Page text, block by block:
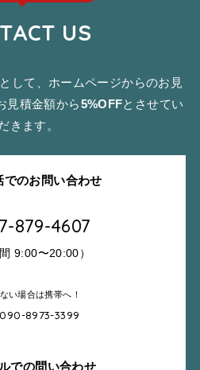
US
して、ホームページからのお見
見積金額から5%OFFとさせてい
きます。
でのお問い合わせ
879-4607
9:00〜20:00）
い場合は携帯へ！
090-8973-3399
での問い合わせ